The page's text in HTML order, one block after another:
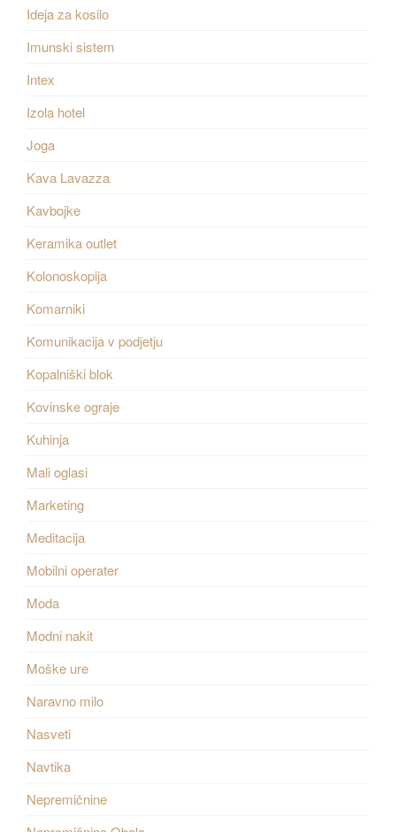
Ideja za kosilo
Imunski sistem
Intex
Izola hotel
Joga
Kava Lavazza
Kavbojke
Keramika outlet
Kolonoskopija
Komarniki
Komunikacija v podjetju
Kopalniški blok
Kovinske ograje
Kuhinja
Mali oglasi
Marketing
Meditacija
Mobilni operater
Moda
Modni nakit
Moške ure
Naravno milo
Nasveti
Navtika
Nepremičnine